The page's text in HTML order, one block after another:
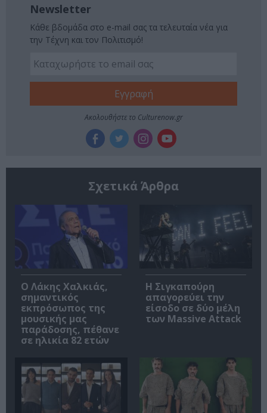
Newsletter
Κάθε βδομάδα στο e-mail σας τα τελευταία νέα για
την Τέχνη και τον Πολιτισμό!
Ακολουθήστε το Culturenow.gr
Σχετικά Άρθρα
Ο Λάκης Χαλκιάς,
σημαντικός
εκπρόσωπος της
μουσικής μας
παράδοσης, πέθανε
σε ηλικία 82 ετών
Η Σιγκαπούρη
απαγορεύει την
είσοδο σε δύο μέλη
των Massive Attack